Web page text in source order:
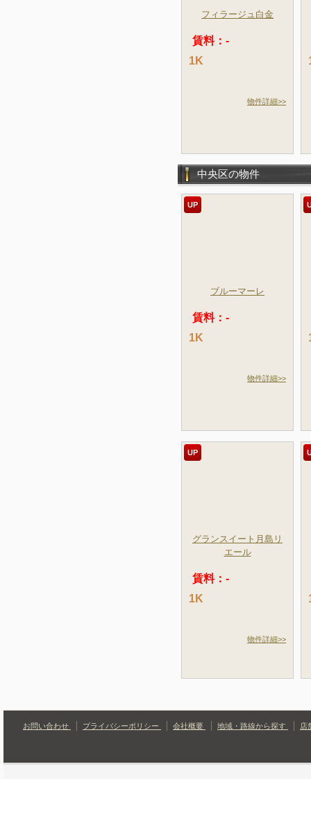
フィラージュ白金
賃料：-
1K
物件詳細>>
中央区の物件
UP
ブルーマーレ
賃料：-
1K
物件詳細>>
UP
グランスイート月島リ
エール
賃料：-
1K
物件詳細>>
お問い合わせ プライバシーポリシー 会社概要 地域・路線から探す 店